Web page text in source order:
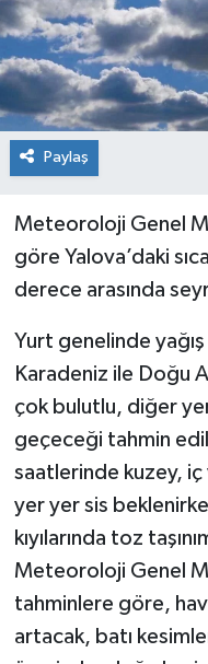
Paylaş
Meteoroloji Genel
göre Yalova’daki
derece arasında
Yurt genelinde
Karadeniz ile Doğu
çok bulutlu, diğer
geçeceği tahmin
saatlerinde kuzey,
yer yer sis
kıyılarında toz
Meteoroloji Genel
tahminlere göre,
artacak, batı